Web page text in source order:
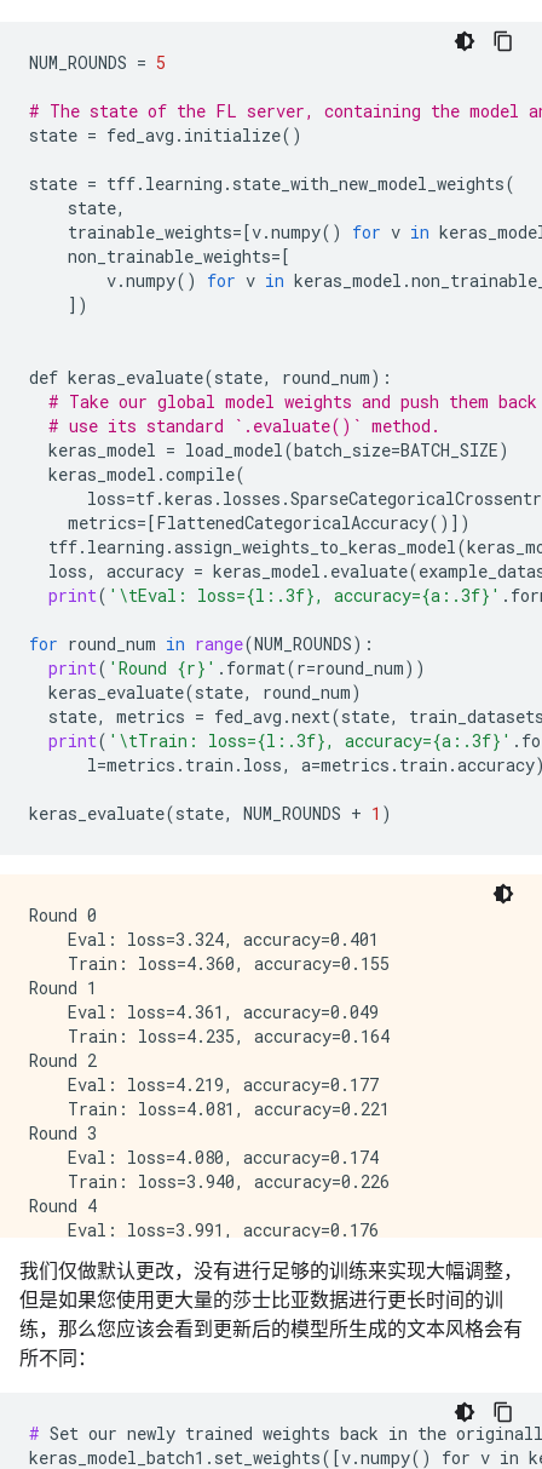
NUM_ROUNDS = 5
# The state of the FL server, containing the model
state = fed_avg . initialize()
state = tff. learning . state_with_new_model_weights(
state,
trainable_weights=[v.numpy() for v in
non_trainable_weights=[
v.numpy() for v in keras_model .
])
def keras_evaluate(state, round_num):
# Take our global model weights and push them
# use its standard `.evaluate()` method.
keras_model = load_model(batch_size=BATCH_SIZE)
keras_model .compile(
loss=tf.keras . losses .
metrics=[FlattenedCategoricalAccuracy()])
tff. learning .assign_weights_to_keras_model(
loss, accuracy = keras_model . evaluate(
print( ' \tEval: loss={l:.3f}, accuracy={a:.3f}' .
for round_num in range(NUM_ROUNDS):
print( 'Round {r}' . format(r=round_num))
keras_evaluate(state, round_num)
state, metrics = fed_avg .next(state,
print( ' \tTrain: loss={l:.3f}, accuracy={a:.3f}' .
l=metrics . train . loss, a=metrics . train .accuracy
keras_evaluate(state, NUM_ROUNDS + 1 )
Round 0
    Eval: loss=3.324, accuracy=0.401
    Train: loss=4.360, accuracy=0.155
Round 1
    Eval: loss=4.361, accuracy=0.049
    Train: loss=4.235, accuracy=0.164
Round 2
    Eval: loss=4.219, accuracy=0.177
    Train: loss=4.081, accuracy=0.221
Round 3
    Eval: loss=4.080, accuracy=0.174
    Train: loss=3.940, accuracy=0.226
Round 4
    Eval: loss=3.991, accuracy=0.176
Final evaluation
我们仅做默认更改，没有进行足够的训练来实现大幅调整，
但是如果您使用更大量的莎士比亚数据进行更长时间的训
练，那么您应该会看到更新后的模型所生成的文本风格会有
所不同：
# Set our newly trained weights back in the